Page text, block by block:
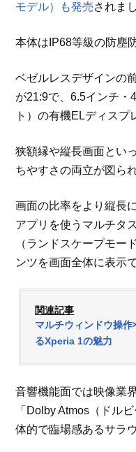
モデル）も発売されま
本体はIP68等級の防塵
ベゼルレスデザインの
が21:9で、6.5インチ・
ト）の有機ELディスプ
狭額縁や縦長画面とい
ちやすさの両立が図ら
画面の比率をより縦長
アプリを使うマルチタ
（ランドスケープモー
ンツを画面全体に表示
関連記事
マルチウィンドウ操
るXperia 1の魅力
音響機能面では映像業
「Dolby Atmos（ドル
体的で臨場感あるサラ